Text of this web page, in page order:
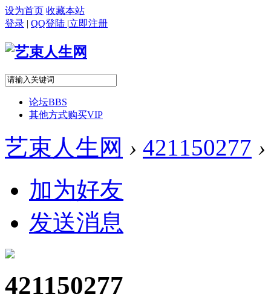
设为首页 收藏本站
登录 | QQ登陆 |立即注册
论坛BBS
其他方式购买VIP
艺束人生网 › 421150277 ›
加为好友
发送消息
421150277